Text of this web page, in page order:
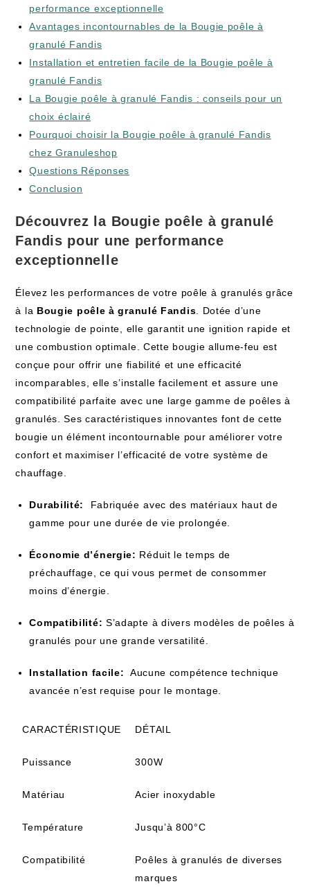
performance exceptionnelle
Avantages incontournables de la Bougie poêle à
granulé Fandis
Installation‍ et entretien facile de la Bougie poêle à
granulé Fandis
La Bougie poêle à granulé Fandis : conseils pour un
choix ⁢éclairé
Pourquoi choisir la Bougie poêle‌ à granulé Fandis
chez Granuleshop
Questions Réponses
Conclusion
Découvrez la Bougie poêle à granulé‍
Fandis pour une performance
exceptionnelle
Élevez les performances de votre poêle à⁣ granulés grâce
à la Bougie poêle à granulé Fandis . Dotée d’une
technologie de​ pointe, elle⁣ garantit une ignition rapide ⁤et
une‍ combustion optimale. Cette bougie ‌allume-feu est
conçue pour offrir une fiabilité et une efficacité
‌incomparables, elle s’installe facilement et⁣ assure une
compatibilité parfaite avec une large gamme de poêles à
granulés. Ses caractéristiques innovantes font de ​cette
bougie un élément incontournable‌ pour​ améliorer votre
confort et maximiser l’efficacité de votre système de⁣
chauffage.
Durabilité:
‍ Fabriquée ⁣avec des matériaux haut de
gamme pour une durée de vie prolongée.
Économie d’énergie: Réduit le temps ​de
préchauffage, ce qui vous permet de consommer
moins d’énergie.
Compatibilité: S’adapte ⁤à divers modèles‌ de poêles ‌à
granulés pour une grande versatilité.
Installation facile: ‌ Aucune compétence technique
avancée n’est requise pour le montage.
CARACTÉRISTIQUE DÉTAIL
Puissance 300W
Matériau Acier ⁣inoxydable
Température Jusqu’à 800°C
Compatibilité
Poêles⁤ à granulés ⁢de diverses
marques